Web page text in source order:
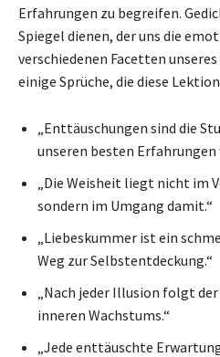
Erfahrungen zu begreifen.
Spiegel dienen, der uns die
verschiedenen Facetten
einige Sprüche, die diese
„Enttäuschungen sind die
unseren besten Erfahrungen
„Die Weisheit liegt nicht im
sondern im Umgang damit.“
„Liebeskummer ist ein
Weg zur Selbstentdeckung.“
„Nach jeder Illusion folgt
inneren Wachstums.“
„Jede enttäuschte